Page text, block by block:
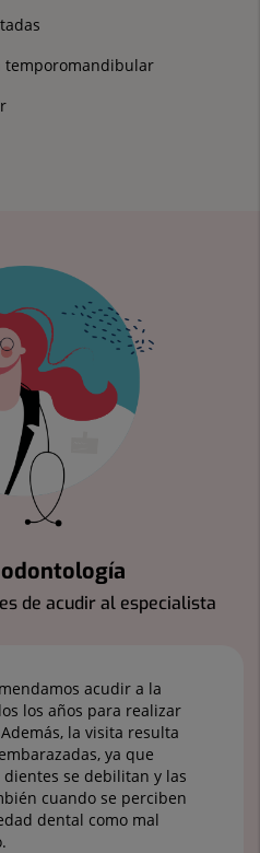
temporomandibular
de acudir al especialista
acudir a la
los años para realizar
la visita resulta
ya que
se debilitan y las
cuando se perciben
dental como mal